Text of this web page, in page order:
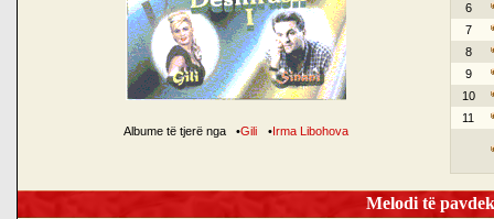
Albume të tjerë nga •Gili •Irma Libohova
6
7
8
9
10
11
Melodi të